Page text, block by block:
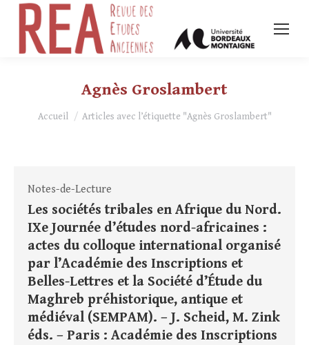
Agnès Groslambert
Vous êtes ici :
Accueil Articles avec l’étiquette "Agnès Groslambert"
Notes-de-Lecture
Les sociétés tribales en Afrique du Nord.
IXe Journée d’études nord-africaines :
actes du colloque international organisé
par l’Académie des Inscriptions et
Belles-Lettres et la Société d’Étude du
Maghreb préhistorique, antique et
médiéval (SEMPAM). – J. Scheid, M. Zink
éds. – Paris : Académie des Inscriptions